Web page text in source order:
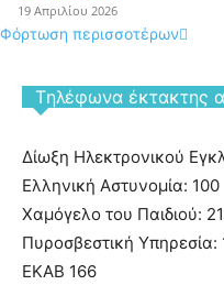
19 Απριλίου 2026
Φόρτωση περισσοτέρων
Tηλέφωνα έκτακτης
Δίωξη Ηλεκτρονικού
Ελληνική Αστυνομία: 100
Χαμόγελο του Παιδιού:
Πυροσβεστική Υπηρεσία:
ΕΚΑΒ 166